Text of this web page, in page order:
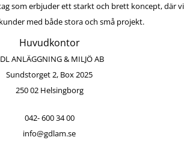
som erbjuder ett starkt och brett koncept, där vi
med både stora och små projekt.
Huvudkontor
ANLÄGGNING & MILJÖ AB
Sundstorget 2, Box 2025
250 02 Helsingborg
042- 600 34 00
info@gdlam.se